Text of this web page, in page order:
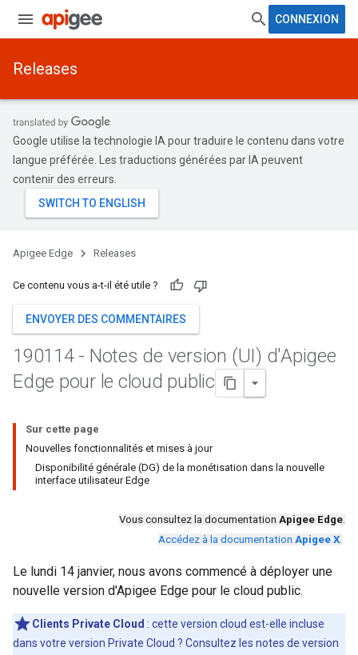
CONNEXION
Releases
Google utilise la technologie IA pour traduire le contenu dans votre
langue préférée. Les traductions générées par IA peuvent
contenir des erreurs.
Apigee Edge Releases
Ce contenu vous a-t-il été utile ?
ENVOYER DES COMMENTAIRES
190114 - Notes de version (UI) d'Apigee
Edge pour le cloud public
Sur cette page
Nouvelles fonctionnalités et mises à jour
Disponibilité générale (DG) de la monétisation dans la nouvelle
interface utilisateur Edge
Vous consultez la documentation Apigee Edge.
Accédez à la documentation Apigee X.
Le lundi 14 janvier, nous avons commencé à déployer une
nouvelle version d'Apigee Edge pour le cloud public.
Clients Private Cloud : cette version cloud est-elle incluse
dans votre version Private Cloud ? Consultez les notes de version